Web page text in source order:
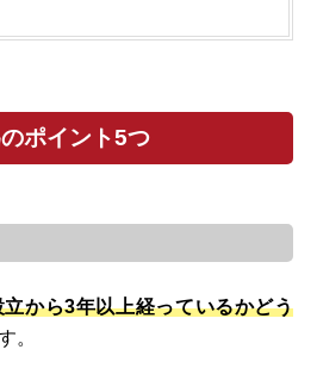
ポイント5つ
立から3年以上経っているかどう
。